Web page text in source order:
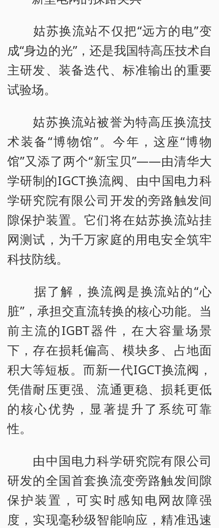
姑苏换流站不仅把“远方的电”变
成“身边的光”，还是我国特高压技术自
主研发、装备迭代、标准输出的重要
试验场。
姑苏换流站被誉为特高压换流技
术装备“博物馆”。今年，这座“博物
馆”又添了两个“新宝贝”——由清华大
学研制的IGCT换流阀、由中国电力科
学研究院有限公司开发的旁路触发间
隙保护装置。它们将在姑苏换流站挂
网测试，为千万家庭的用电安全筑牢
科技防线。
据了解，换流阀是换流站的“心
脏”，承担交直流转换的核心功能。当
前主流的IGBT器件，在大容量场景
下，存在损耗偏高、模块多、占地面
积大等短板。而新一代IGCT换流阀，
凭借耐压更强、流通更稳、损耗更低
的核心优势，显著提升了系统可靠
性。
由中国电力科学研究院有限公司
研发的全国首套换流变旁路触发间隙
保护装置，可实时感知电网故障强
度，实现毫秒级智能响应，精准迅速